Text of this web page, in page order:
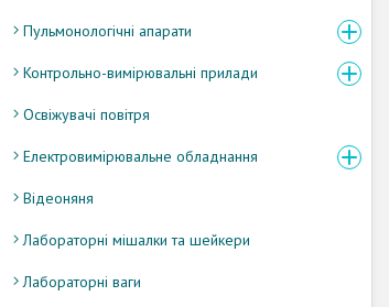
Пульмонологічні апарати
Контрольно-вимірювальні прилади
Освіжувачі повітря
Електровимірювальне обладнання
Відеоняня
Лабораторні мішалки та шейкери
Лабораторні ваги